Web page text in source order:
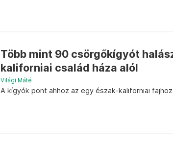
Több mint 90 csörgőkígyót
kaliforniai család háza alól
Világi Máté
A kígyók pont ahhoz az egy észak-kaliforniai